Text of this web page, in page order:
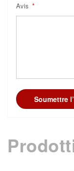
Avis
Soumettre